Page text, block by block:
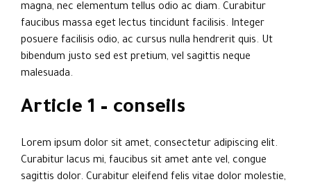
magna, nec elementum tellus odio ac diam. Curabitur
faucibus massa eget lectus tincidunt facilisis. Integer
posuere facilisis odio, ac cursus nulla hendrerit quis. Ut
bibendum justo sed est pretium, vel sagittis neque
malesuada.
Article 1 – conseils
Lorem ipsum dolor sit amet, consectetur adipiscing elit.
Curabitur lacus mi, faucibus sit amet ante vel, congue
sagittis dolor. Curabitur eleifend felis vitae dolor molestie,